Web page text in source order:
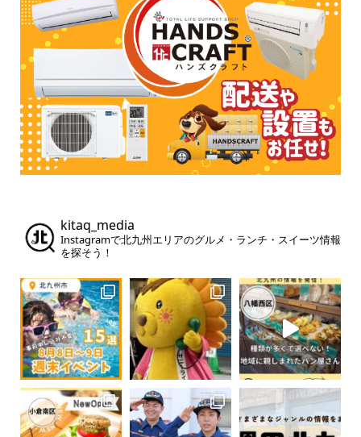
kitaq_media
Instagramで北九州エリアのグルメ・ランチ・スイーツ情報
を探そう！